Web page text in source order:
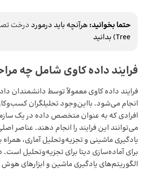
حتما بخوانید:هرآنچه باید درمورد درخت
Tree) بدانید
فرایند داده کاوی شامل چه
انجام می‌شود. بااین‌وجود تحلیلگران
افرادی که به عنوان متخصص داده در یک
می‌توانند این فرایند را انجام دهند. عناصر
یادگیری ماشینی و تجزیه‌وتحلیل آماری، همراه
برای آماده‌سازی دیتا برای تجزیه‌وتحلیل است.